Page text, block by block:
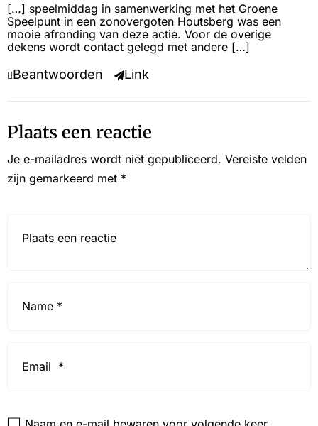
[…] speelmiddag in samenwerking met het Groene
Speelpunt in een zonovergoten Houtsberg was een
mooie afronding van deze actie. Voor de overige
dekens wordt contact gelegd met andere […]
Beantwoorden Link
Plaats een reactie
Je e-mailadres wordt niet gepubliceerd. Vereiste velden
zijn gemarkeerd met *